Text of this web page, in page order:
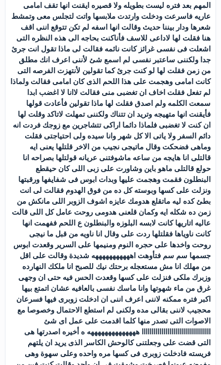
المهم بعد فتره ليست بطويله ولا قصيره ايقنت انها تقف امامى
عاريه فاسرعت ودخلت وارتدت ملابسها واتت لتجلس معى وتمشط
شعرها ودار بيننا حديث وقالت انها اسفه لم تكن تتوقع اننى اقف
هنا فقلت لها لاداعى للاسف فأناكنت بحاجه الى هذه النظره التى
اشعلت فى نفسى غرائز كانت نائمه فقالت لى ماذا تقول انت جرئ
جدا ولكننى ساعتبر نفسى لم اسمع شئ لأننى اعرف انك مطلق
من زمن فقلت لها لو كنت جرئ كما تقولين لأنتهزت الفرصه التى
كانت امامى وهجمت على هذا اللحم الذى كان امامى فقالت ولماذا
لم تفعل فقلت اخاف ان تغضبى منى فقالت لاانا لا اغضب ابدا
سمعت الكلمه ولم اصدق فقلت لها ماذا تقولين فأعادت قولها
فأيقنت انها متهيجه وتريد ان تتناك ولكننى تمهلت لاتاكد وقلت لها
ان كنت لا تغضبى فلماذا دائما اراكى تتشاجرين مع زوجك فردت انه
دائم السفر ولا ياتى الا كل شهر وانا سيده ولى احتياجتى فقلت
وماهى فضحكت وقال ماتيجى نجيب من الاخر قلتلها يعنى ايه
قالتلى انا هايجه من ساعه ماشوفتنى عريانه قولتلها بصراحه انا
حولع قالتلى ماهو باين وشاورت على زبى اللى كان حيقطع
البنطلون فقمت وهجمت عليها وبدات ابوس فى شفايفها ورقبتها
ونزلت على كسها وبوسته كل ده من فوق الهدوم فقالت لى انت
بطئ كده ليه ماتقلع هدومك عايزه اشوف الزوبر اللى مانكش من
زمن ده شكله ايه وكمان قلعنى هدومى روحت عامل كل اللى قالت
عاليه اتاريها كانت لابسه البلوزه والبنطلون ع اللحم ففهمت انها
كانت ناوياها فقلتلها ردت على وقال انا ناويه من قبل ما نيجى
روحت واخدها على حجره النوم ومنيمها على السرير وقعدت ابوس
جسمها سم سم فتأوهت اهههههههههههه شديدة وقالت على اقل
من مهلك انا مش مستعجله برحتك نيك للصبح انا ملكك النهارده
وزبرك ملكى فنزلت على كسها وقعدت الحس فيه حتى ان وجهى
غرق من ماء شهوتها وانا ماسك نفسى بالعافيه عشان اتمتع بيها
اكبر فتره ممكنه لاننى اعرف اننى ان ادخلت زوبرى فيها فسرعان
محجيب لاننى بقالى مده ولكنى لم استطع الاحتمال وخصوصا مع
الاصوات التى تصدر منها كلما اقدمت على عمل اى شئ
ااااااااااااااااااااااااااااااااااا ههههههههههههههه ه أخيره اصدرتها هى
التى قضت على وجعلتنى كالوحش الكاسر الذى يريد ان يلتهم
فريسته فادخلت زوبرى فى كسها مره واحده وعلى سهوة وهى